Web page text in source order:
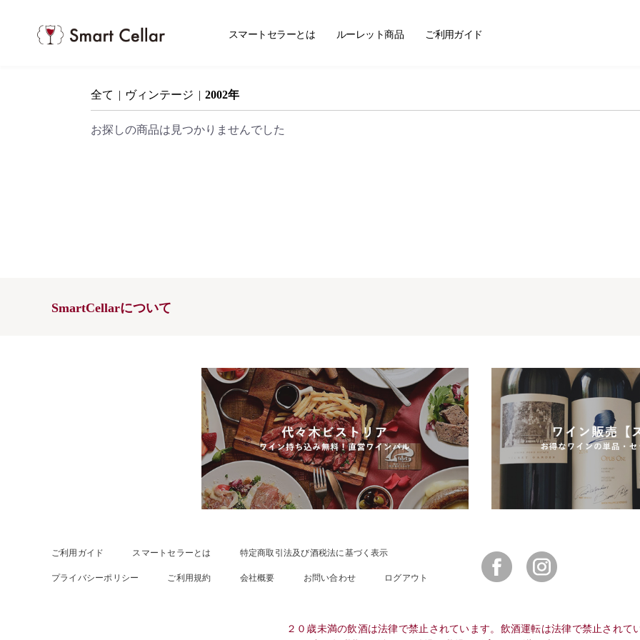
スマートセラー
スマートセラーとは ルーレット商品 ご利用ガイド
全て | ヴィンテージ | 2002年
お探しの商品は見つかりませんでした
SmartCellarについて
ご利用ガイド スマートセラーとは 特定商取引法及び酒税法に基づく表示
プライバシーポリシー ご利用規約 会社概要 お問い合わせ ログアウト
Facebook
２０歳未満の飲酒は法律で禁止されています。飲酒運転は法律で禁止されて